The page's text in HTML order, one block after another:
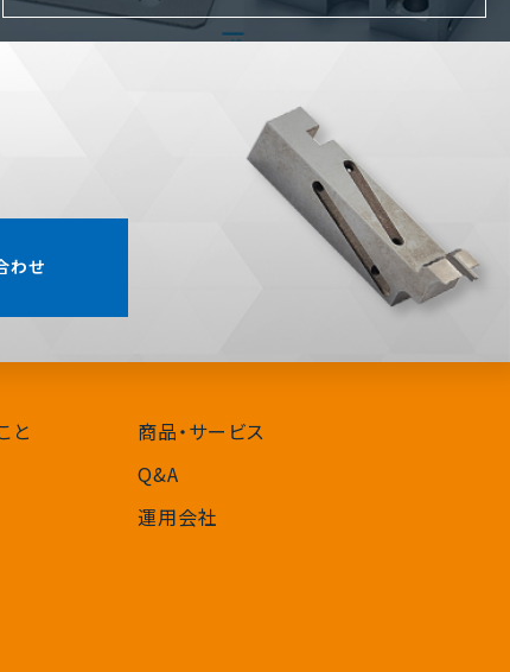
わせ
と
商品・サービス
Q&A
運用会社